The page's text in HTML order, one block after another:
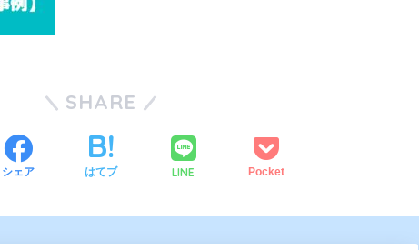
SHARE
シェア はてブ LINE Pocket